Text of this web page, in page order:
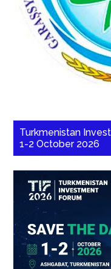
Turkmenistan
1-2 October 2026